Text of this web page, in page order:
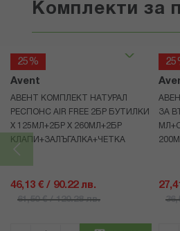
Комплекти за
25%
Avent
АВЕНТ КОМПЛЕКТ НАТУРАЛ
РЕСПОНС AIR FREE 2БР БУТИЛКИ
Х 125МЛ+2БР Х 260МЛ+2БР
КЛАПИ+ЗАЛЪГАЛКА+ЧЕТКА
46,13 € / 90.22 лв.
61,50 € / 120.28 лв.
ЗА